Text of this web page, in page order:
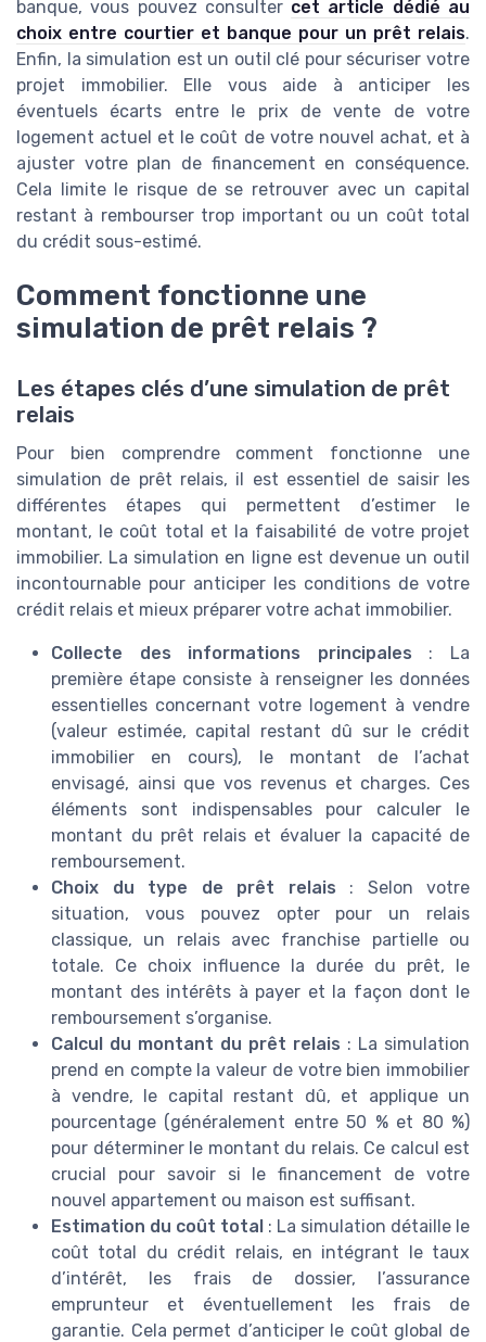
banque, vous pouvez consulter cet article dédié au
choix entre courtier et banque pour un prêt relais.
Enfin, la simulation est un outil clé pour sécuriser votre
projet immobilier. Elle vous aide à anticiper les
éventuels écarts entre le prix de vente de votre
logement actuel et le coût de votre nouvel achat, et à
ajuster votre plan de financement en conséquence.
Cela limite le risque de se retrouver avec un capital
restant à rembourser trop important ou un coût total
du crédit sous-estimé.
Comment fonctionne une
simulation de prêt relais ?
Les étapes clés d’une simulation de prêt
relais
Pour bien comprendre comment fonctionne une
simulation de prêt relais, il est essentiel de saisir les
différentes étapes qui permettent d’estimer le
montant, le coût total et la faisabilité de votre projet
immobilier. La simulation en ligne est devenue un outil
incontournable pour anticiper les conditions de votre
crédit relais et mieux préparer votre achat immobilier.
Collecte des informations principales : La
première étape consiste à renseigner les données
essentielles concernant votre logement à vendre
(valeur estimée, capital restant dû sur le crédit
immobilier en cours), le montant de l’achat
envisagé, ainsi que vos revenus et charges. Ces
éléments sont indispensables pour calculer le
montant du prêt relais et évaluer la capacité de
remboursement.
Choix du type de prêt relais : Selon votre
situation, vous pouvez opter pour un relais
classique, un relais avec franchise partielle ou
totale. Ce choix influence la durée du prêt, le
montant des intérêts à payer et la façon dont le
remboursement s’organise.
Calcul du montant du prêt relais : La simulation
prend en compte la valeur de votre bien immobilier
à vendre, le capital restant dû, et applique un
pourcentage (généralement entre 50 % et 80 %)
pour déterminer le montant du relais. Ce calcul est
crucial pour savoir si le financement de votre
nouvel appartement ou maison est suffisant.
Estimation du coût total : La simulation détaille le
coût total du crédit relais, en intégrant le taux
d’intérêt, les frais de dossier, l’assurance
emprunteur et éventuellement les frais de
garantie. Cela permet d’anticiper le coût global de